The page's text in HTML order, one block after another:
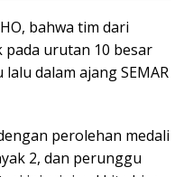
bahwa tim dari
pada urutan 10 besar
dalam ajang SEMAR
perolehan medali
2, dan perunggu